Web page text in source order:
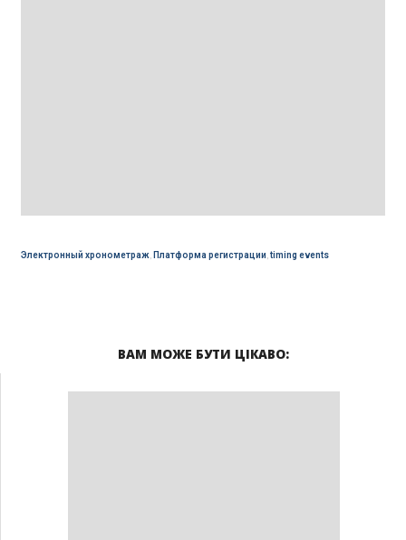
Электронный хронометраж, Платформа регистрации timing events
ВАМ МОЖЕ БУТИ ЦІКАВО: